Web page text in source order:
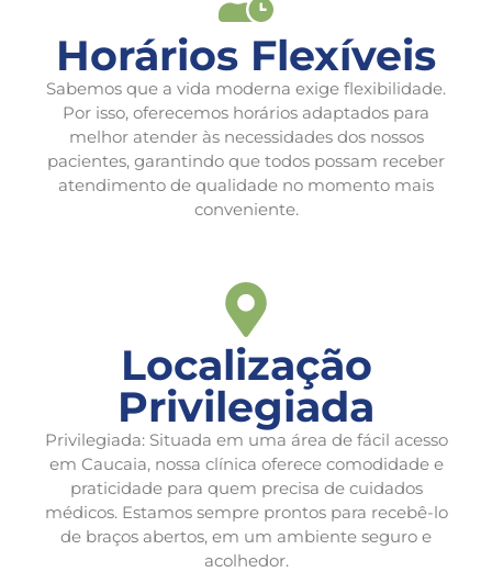
Horários Flexíveis
Sabemos que a vida moderna exige flexibilidade.
Por isso, oferecemos horários adaptados para
melhor atender às necessidades dos nossos
pacientes, garantindo que todos possam receber
atendimento de qualidade no momento mais
conveniente.
Localização
Privilegiada
Privilegiada: Situada em uma área de fácil acesso
em Caucaia, nossa clínica oferece comodidade e
praticidade para quem precisa de cuidados
médicos. Estamos sempre prontos para recebê-lo
de braços abertos, em um ambiente seguro e
acolhedor.